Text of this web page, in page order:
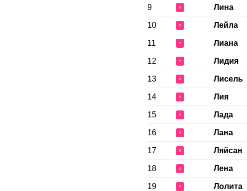
9 ♀ Лина
10 ♀ Лейла
11 ♀ Лиана
12 ♀ Лидия
13 ♀ Лисель
14 ♀ Лия
15 ♀ Лада
16 ♀ Лана
17 ♀ Ляйсан
18 ♀ Лена
19 ♀ Лолита